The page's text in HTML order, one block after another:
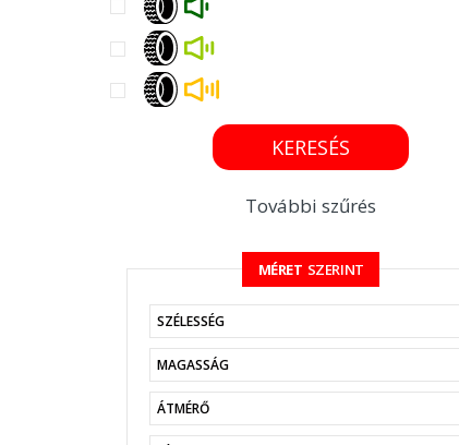
KERESÉS
További szűrés
MÉRET SZERINT